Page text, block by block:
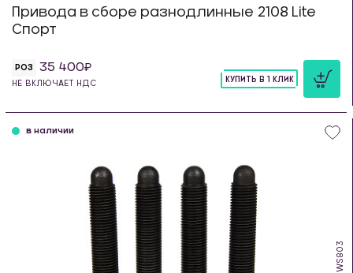
Привода в сборе разнодлинные 2108 Lite
Спорт
РОЗ 35 400
НЕ ВКЛЮЧАЕТ НДС
КУПИТЬ В 1 КЛИК
WS803
в наличии